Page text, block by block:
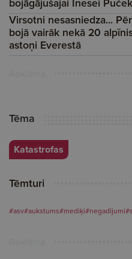
Virsotni nesasniedza...
bojā vairāk nekā 20
astoņi Everestā
Tēma
Katastrofas
Tēmturi
#asv#aukstums#mediķi#negadījumi